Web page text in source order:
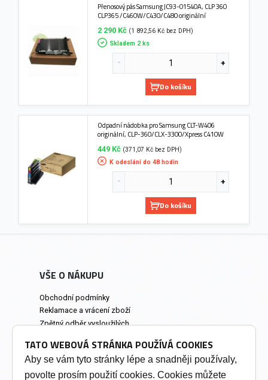
Přenosový pás Samsung JC93-01540A, CLP 360
CLP365 /C460W/C430/C480 originální
2 290 Kč (1 892,56 Kč bez DPH)
Skladem 2 ks
Do košíku
Odpadní nádobka pro Samsung CLT-W406
originální, CLP-360/CLX-3300/Xpress C410W
449 Kč (371,07 Kč bez DPH)
K odeslání do 48 hodin
Do košíku
VŠE O NÁKUPU
Obchodní podmínky
Reklamace a vrácení zboží
Zpětný odběr vysloužilých
Prodejna a osobní odběr
TATO WEBOVÁ STRÁNKA POUŽÍVÁ COOKIES
Aby se vám tyto stránky lépe a snadněji používaly,
povolte prosím použití cookies. Cookies můžete